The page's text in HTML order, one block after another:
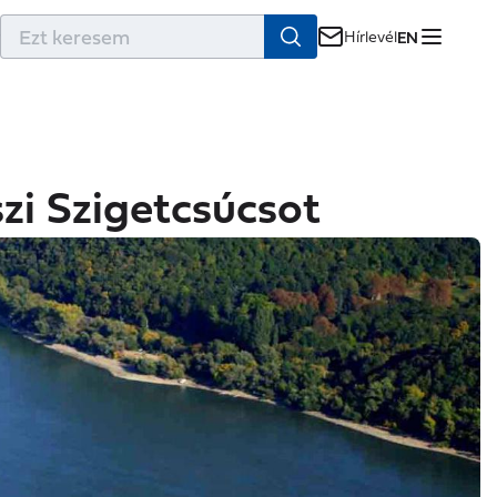
HírlevélEN
Szigetcsúcsot